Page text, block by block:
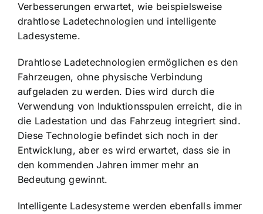
Verbesserungen erwartet, wie beispielsweise
drahtlose Ladetechnologien und intelligente
Ladesysteme.
Drahtlose Ladetechnologien ermöglichen es den
Fahrzeugen, ohne physische Verbindung
aufgeladen zu werden. Dies wird durch die
Verwendung von Induktionsspulen erreicht, die in
die Ladestation und das Fahrzeug integriert sind.
Diese Technologie befindet sich noch in der
Entwicklung, aber es wird erwartet, dass sie in
den kommenden Jahren immer mehr an
Bedeutung gewinnt.
Intelligente Ladesysteme werden ebenfalls immer